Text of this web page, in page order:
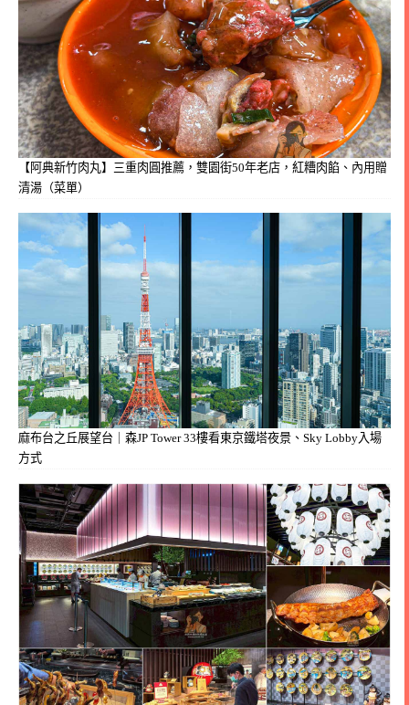
【阿典新竹肉丸】三重肉圓推薦，雙園街50年老店，紅糟肉餡、內用贈
清湯（菜單）
麻布台之丘展望台｜森JP Tower 33樓看東京鐵塔夜景、Sky Lobby入場
方式